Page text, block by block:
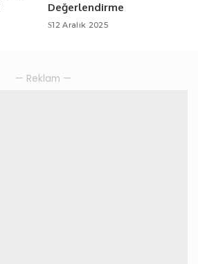
Değerlendirme
12 Aralık 2025
— Reklam —